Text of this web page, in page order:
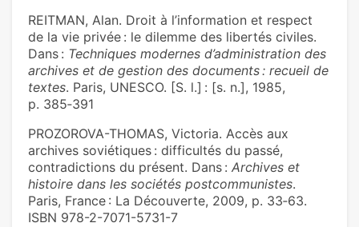
REITMAN, Alan. Droit à l’information et respect
de la vie privée : le dilemme des libertés civiles.
Dans : Techniques modernes d’administration des
archives et de gestion des documents : recueil de
textes. Paris, UNESCO. [S. l.] : [s. n.], 1985,
p. 385‑391
PROZOROVA-THOMAS, Victoria. Accès aux
archives soviétiques : difficultés du passé,
contradictions du présent. Dans : Archives et
histoire dans les sociétés postcommunistes.
Paris, France : La Découverte, 2009, p. 33‑63.
ISBN 978-2-7071-5731-7